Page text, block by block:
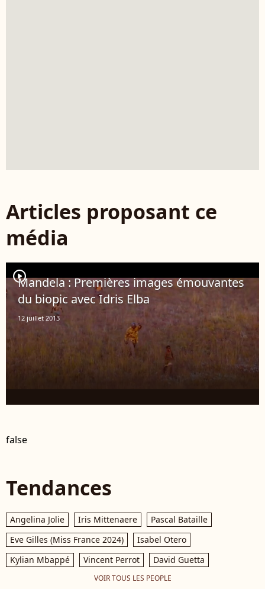
Articles proposant ce
média
player2
Mandela : Premières images émouvantes
du biopic avec Idris Elba
12 juillet 2013
false
Tendances
Angelina Jolie Iris Mittenaere
Pascal Bataille
Eve Gilles (Miss France 2024)
Isabel Otero
Kylian Mbappé
Vincent Perrot David Guetta
VOIR TOUS LES PEOPLE